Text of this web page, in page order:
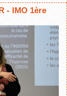
- IMO 1ère